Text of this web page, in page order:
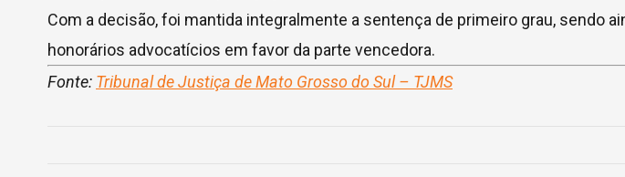
Com a decisão, foi mantida integralmente a sentença de primeiro grau, sendo
honorários advocatícios em favor da parte vencedora.
Fonte: Tribunal de Justiça de Mato Grosso do Sul – TJMS